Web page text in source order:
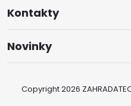
Kontakty
Novinky
Copyright 2026